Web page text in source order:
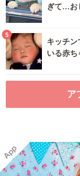
ぎて…お
5
キッチ
いる赤
ア